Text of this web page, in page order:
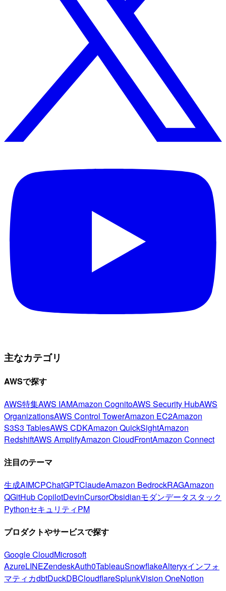
主なカテゴリ
AWSで探す
AWS特集AWS IAMAmazon CognitoAWS Security HubAWS
OrganizationsAWS Control TowerAmazon EC2Amazon
S3S3 TablesAWS CDKAmazon QuickSightAmazon
RedshiftAWS AmplifyAmazon CloudFrontAmazon Connect
注目のテーマ
生成AIMCPChatGPTClaudeAmazon BedrockRAGAmazon
QGitHub CopilotDevinCursorObsidianモダンデータスタック
PythonセキュリティPM
プロダクトやサービスで探す
Google CloudMicrosoft
AzureLINEZendeskAuth0TableauSnowflakeAlteryxインフォ
マティカdbtDuckDBCloudflareSplunkVision OneNotion